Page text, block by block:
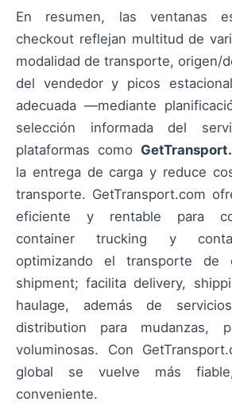
En resumen, las ventanas
checkout reflejan multitud de
modalidad de transporte, origen/
del vendedor y picos
adecuada —mediante
selección informada del
plataformas como
la entrega de carga y reduce
transporte. GetTransport.com
eficiente y rentable para
container trucking y
optimizando el transporte de
shipment; facilita delivery,
haulage, además de
distribution para mudanzas,
voluminosas. Con
global se vuelve más
conveniente.